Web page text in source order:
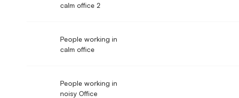
calm office 2
People working in
calm office
People working in
noisy Office